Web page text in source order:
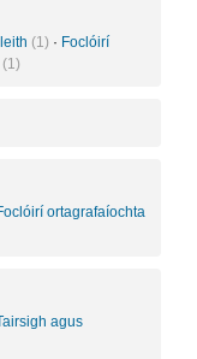
(1) · Foclóirí
(1)
ortagrafaíochta
agus